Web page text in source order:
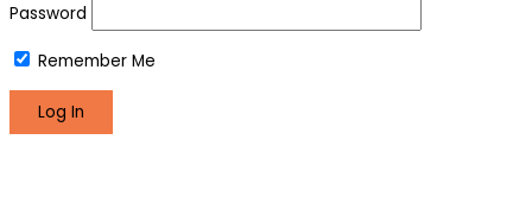
Password
Remember Me